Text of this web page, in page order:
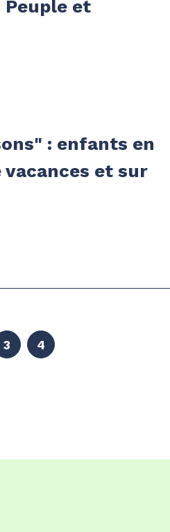
Peuple et
: enfants en
vacances et sur
3 4